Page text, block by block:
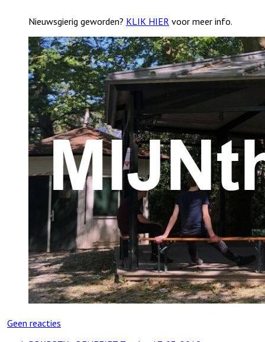
Nieuwsgierig geworden? KLIK HIER voor meer info.
Geen reacties